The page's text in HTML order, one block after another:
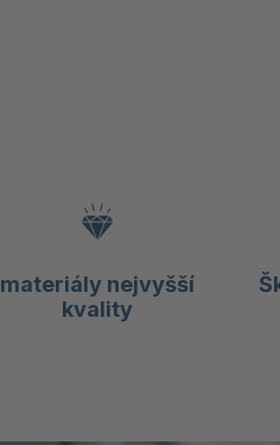
materiály nejvyšší
kvality